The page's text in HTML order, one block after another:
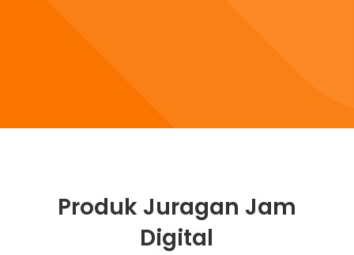
Produk Juragan Jam
Digital